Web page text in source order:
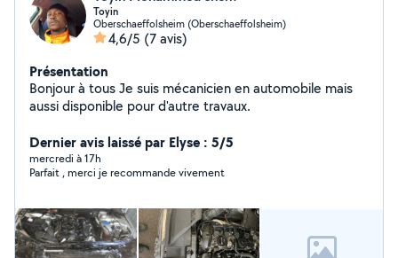
Toyin
Oberschaeffolsheim (Oberschaeffolsheim)
4,6/5 (7 avis)
Présentation
Bonjour à tous Je suis mécanicien en automobile mais
aussi disponible pour d'autre travaux.
Dernier avis laissé par Elyse : 5/5
mercredi à 17h
Parfait , merci je recommande vivement